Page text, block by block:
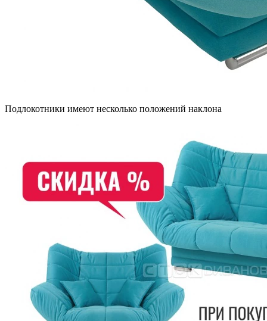
Подлокотники имеют несколько положений наклона